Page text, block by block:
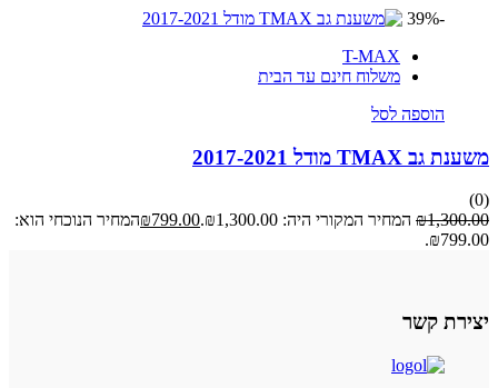
-39%
T-MAX
משלוח חינם עד הבית
הוספה לסל
משענת גב TMAX מודל 2017-2021
(0)
₪1,300.00 המחיר המקורי היה: ₪1,300.00. ₪799.00
המחיר הנוכחי הוא:
₪799.00.
יצירת קשר